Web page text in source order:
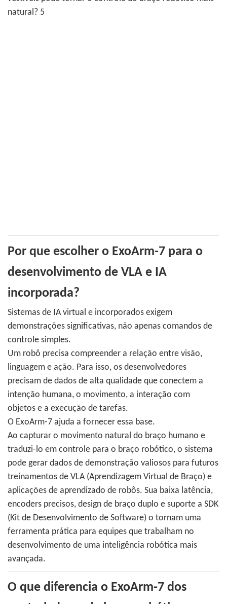
Por que escolher o ExoArm-7 para o
desenvolvimento de VLA e IA
incorporada?
Sistemas de IA virtual e incorporados exigem
demonstrações significativas, não apenas comandos de
controle simples.
Um robô precisa compreender a relação entre visão,
linguagem e ação. Para isso, os desenvolvedores
precisam de dados de alta qualidade que conectem a
intenção humana, o movimento, a interação com
objetos e a execução de tarefas.
O ExoArm-7 ajuda a fornecer essa base.
Ao capturar o movimento natural do braço humano e
traduzi-lo em controle para o braço robótico, o sistema
pode gerar dados de demonstração valiosos para futuros
treinamentos de VLA (Aprendizagem Virtual de Braço) e
aplicações de aprendizado de robôs. Sua baixa latência,
encoders precisos, design de braço duplo e suporte a SDK
(Kit de Desenvolvimento de Software) o tornam uma
ferramenta prática para equipes que trabalham no
desenvolvimento de uma inteligência robótica mais
avançada.
O que diferencia o ExoArm-7 dos